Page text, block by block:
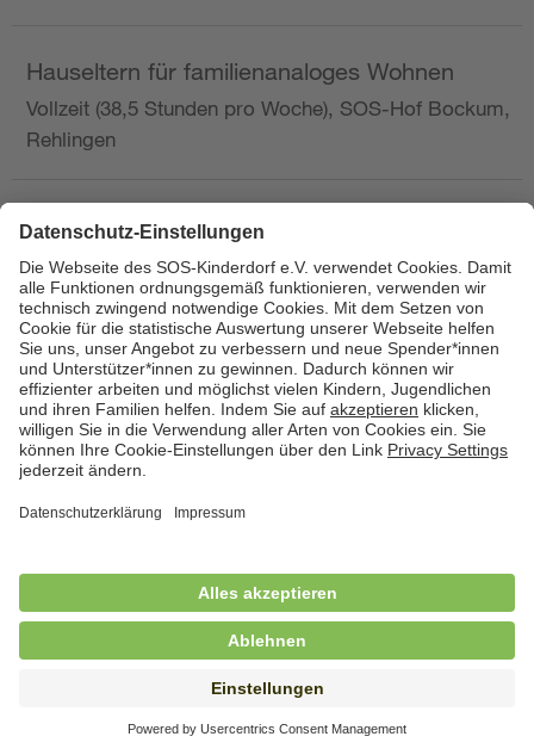
Hauseltern für familienanaloges Wohnen
Vollzeit (38,5 Stunden pro Woche), SOS-Hof Bockum,
Rehlingen
Hauswirtschafterin / Köchin (m/w/d) als
Ausbilderin (m/w/d) im Bereich
Nahrungszubereitung
in Vollzeit (38,5 Std./Wo.), SOS-Kinderdorf
Saarbrücken, Saarbrücken
Hauswirtschaftskraft (m/w/d)
in Teilzeit (mind. 20 - max. 30 Std./.Wo.), SOS-
Hauswirtschaftskraft (m/w/d)
in unbefristeter Anstellung, Teilzeit (20 Std./Wo.), SOS-
Kinderdorf Dortmund, Hagen